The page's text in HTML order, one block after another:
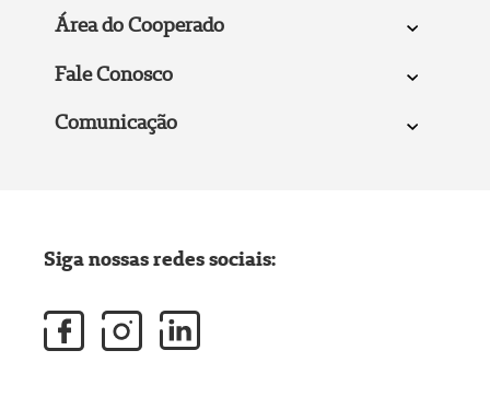
Área do Cooperado
Fale Conosco
Comunicação
Siga nossas redes sociais: